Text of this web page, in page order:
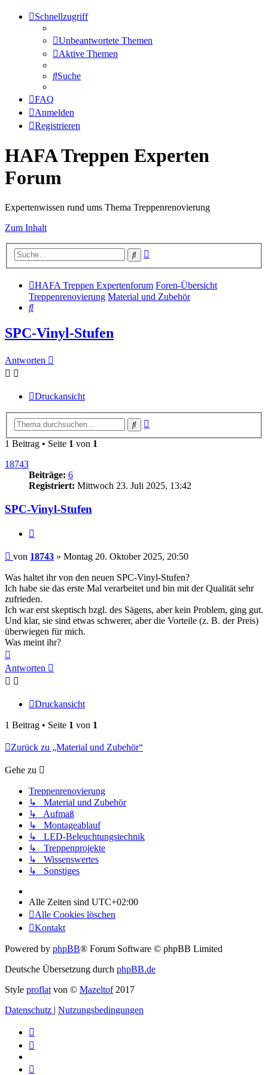
Schnellzugriff
Unbeantwortete Themen
Aktive Themen
Suche
FAQ
Anmelden
Registrieren
HAFA Treppen Experten
Forum
Expertenwissen rund ums Thema Treppenrenovierung
Zum Inhalt
Suche
HAFA Treppen Expertenforum Foren-Übersicht
Treppenrenovierung Material und Zubehör
Suche
SPC-Vinyl-Stufen
Antworten
Druckansicht
Suche
1 Beitrag • Seite 1 von 1
18743
Beiträge: 6
Registriert: Mittwoch 23. Juli 2025, 13:42
SPC-Vinyl-Stufen
Beitrag
von 18743 » Montag 20. Oktober 2025, 20:50
Was haltet ihr von den neuen SPC-Vinyl-Stufen?
Ich habe sie das erste Mal verarbeitet und bin mit der Qualität sehr
zufrieden.
Ich war erst skeptisch bzgl. des Sägens, aber kein Problem, ging gut.
Und klar, sie sind etwas schwerer, aber die Vorteile (z. B. der Preis)
überwiegen für mich.
Was meint ihr?
oben
Antworten
Druckansicht
1 Beitrag • Seite 1 von 1
Zurück zu „Material und Zubehör“
Gehe zu
Treppenrenovierung
↳ Material und Zubehör
↳ Aufmaß
↳ Montageablauf
↳ LED-Beleuchtungstechnik
↳ Treppenprojekte
↳ Wissenswertes
↳ Sonstiges
Alle Zeiten sind UTC+02:00
Alle Cookies löschen
Kontakt
Powered by phpBB® Forum Software © phpBB Limited
Deutsche Übersetzung durch phpBB.de
Style proflat von © Mazeltof2017
Datenschutz | Nutzungsbedingungen